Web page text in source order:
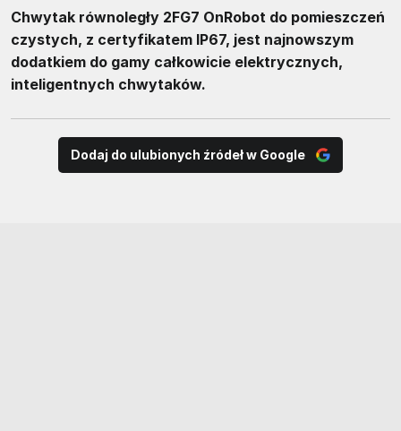
Chwytak równoległy 2FG7 OnRobot do pomieszczeń
czystych, z certyfikatem IP67, jest najnowszym
dodatkiem do gamy całkowicie elektrycznych,
inteligentnych chwytaków.
Dodaj do ulubionych źródeł w Google